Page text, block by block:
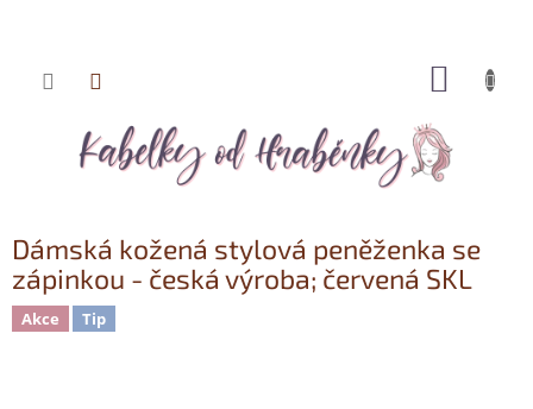
Přejít
Dámská kožená stylová peněženka se
zápinkou - česká výroba; červená SKL
Akce Tip